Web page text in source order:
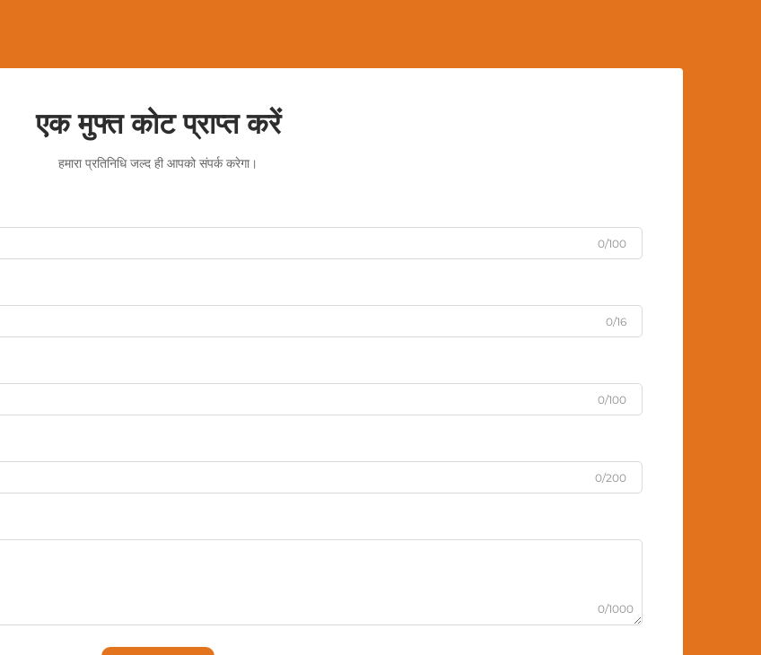
एक मुफ्त कोट प्राप्त करें
हमारा प्रतिनिधि जल्द ही आपको संपर्क करेगा।
0/100
0/16
0/100
0/200
0/1000